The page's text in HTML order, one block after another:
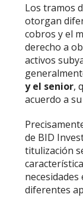
Los tramos
otorgan
cobros y el
derecho a
activos
y el senior,
acuerdo a
de BID
titulización
diferentes